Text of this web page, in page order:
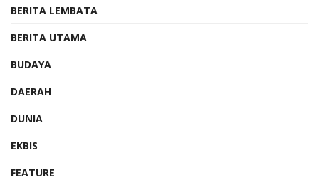
BERITA LEMBATA
BERITA UTAMA
BUDAYA
DAERAH
DUNIA
EKBIS
FEATURE